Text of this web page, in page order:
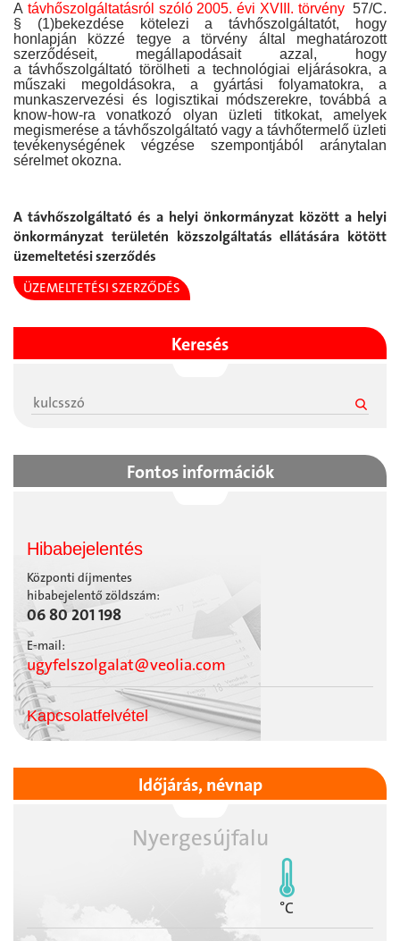
A távhőszolgáltatásról szóló 2005. évi XVIII. törvény 57/C.
§ (1)bekezdése kötelezi a távhőszolgáltatót, hogy
honlapján közzé tegye a törvény által meghatározott
szerződéseit, megállapodásait azzal, hogy
a távhőszolgáltató törölheti a technológiai eljárásokra, a
műszaki megoldásokra, a gyártási folyamatokra, a
munkaszervezési és logisztikai módszerekre, továbbá a
know-how-ra vonatkozó olyan üzleti titkokat, amelyek
megismerése a távhőszolgáltató vagy a távhőtermelő üzleti
tevékenységének végzése szempontjából aránytalan
sérelmet okozna.
A távhőszolgáltató és a helyi önkormányzat között a helyi
önkormányzat területén közszolgáltatás ellátására kötött
üzemeltetési szerződés
ÜZEMELTETÉSI SZERZŐDÉS
Keresés
Fontos információk
Hibabejelentés
Központi díjmentes
hibabejelentő zöldszám:
06 80 201 198
E-mail:
ugyfelszolgalat@veolia.com
Kapcsolatfelvétel
Időjárás, névnap
Nyergesújfalu
°C